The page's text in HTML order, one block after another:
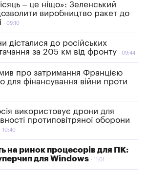
– це ніщо»: Зеленський
виробництво ракет до
09:10
дісталися до російських
за 205 км від фронту
09:44
про затримання Францією
для фінансування війни проти
використовує дрони для
протиповітряної оборони
10:40
на ринок процесорів для ПК:
для Windows
11:01